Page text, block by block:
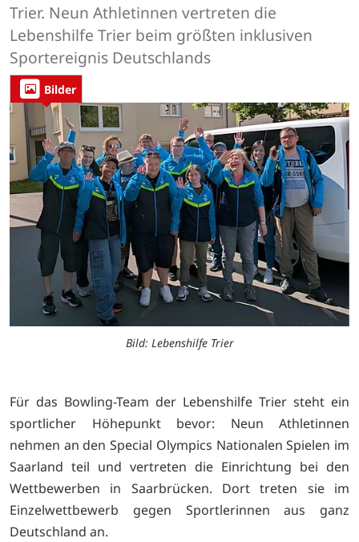
Trier. Neun Athletinnen vertreten die
Lebenshilfe Trier beim größten inklusiven
Sportereignis Deutschlands
Bilder
Bild: Lebenshilfe Trier
Für das Bowling-Team der Lebenshilfe Trier steht ein
sportlicher Höhepunkt bevor: Neun Athletinnen
nehmen an den Special Olympics Nationalen Spielen im
Saarland teil und vertreten die Einrichtung bei den
Wettbewerben in Saarbrücken. Dort treten sie im
Einzelwettbewerb gegen Sportlerinnen aus ganz
Deutschland an.